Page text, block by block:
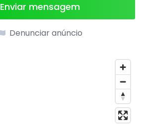
Enviar mensagem
Denunciar anúncio